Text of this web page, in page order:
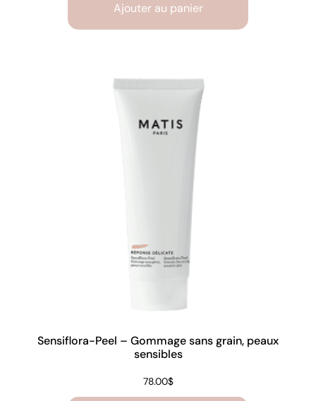
Ajouter au panier
Sensiflora-Peel – Gommage sans grain, peaux
sensibles
78.00$